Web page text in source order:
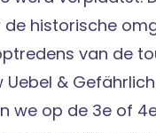
historische
van de
&
we op de 3e of